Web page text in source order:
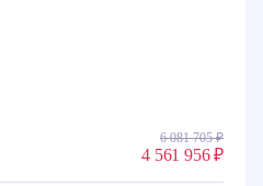
6 081 705 ₽
4 561 956 ₽